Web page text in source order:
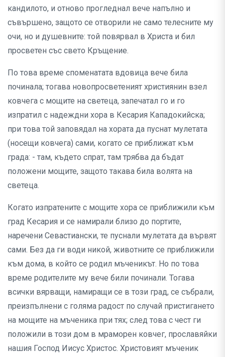
кандилото, и отново прогледнал вече напълно и
съвършено, защото се отворили не само телесните му
очи, но и душевните: той повярвал в Христа и бил
просветен със свето Кръщение.
По това време споменатата вдовица вече била
починала; тогава новопросветеният християнин взел
ковчега с мощите на светеца, запечатал го и го
изпратил с надеждни хора в Кесария Кападокийска;
при това той заповядал на хората да пуснат мулетата
(носещи ковчега) сами, когато се приближат към
града: - там, където спрат, там трябва да бъдат
положени мощите, защото такава била волята на
светеца.
Когато изпратените с мощите хора се приближили към
град Кесария и се намирали близо до портите,
наречени Севастиански, те пуснали мулетата да вървят
сами. Без да ги води никой, животните се приближили
към дома, в който се родил мъченикът. Но по това
време родителите му вече били починали. Тогава
всички вярващи, намиращи се в този град, се събрали,
преизпълнени с голяма радост по случай пристигането
на мощите на мъченика при тях; след това с чест ги
положили в този дом в мраморен ковчег, прославяйки
нашия Господ Иисус Христос. Христовият мъченик